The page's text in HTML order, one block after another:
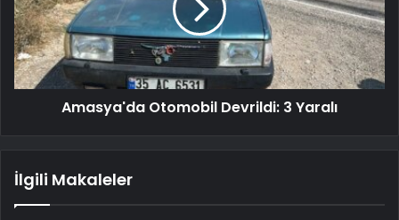
Amasya'da Otomobil Devrildi: 3 Yaralı
İlgili Makaleler